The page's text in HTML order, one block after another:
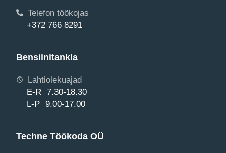
Telefon töökojas
+372 766 8291
Bensiinitankla
Lahtiolekuajad
E-R 7.30-18.30
L-P 9.00-17.00
Techne Töökoda OÜ